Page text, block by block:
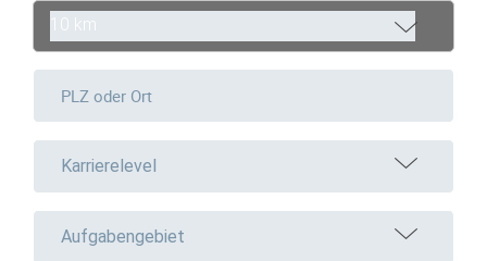
10 km
Karrierelevel
Aufgabengebiet